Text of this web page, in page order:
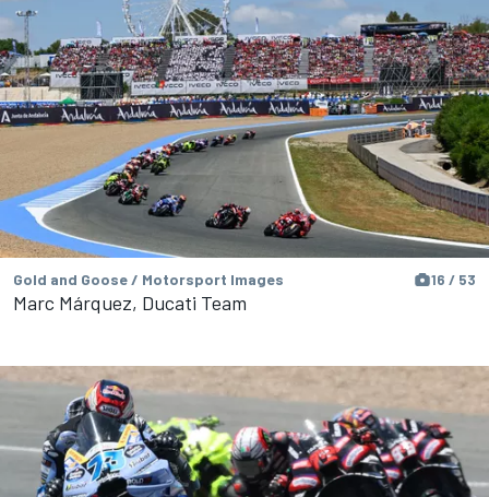
Gold and Goose / Motorsport Images 16 / 53
Marc Márquez, Ducati Team